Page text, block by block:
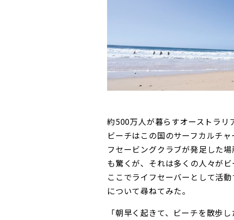
約500万人が暮らすオーストラリ
ビーチはこの国のサーフカルチ
フセービングクラブが発足した
も驚くが、それは多くの人々が
ここでライフセーバーとして活
について尋ねてみた。
「朝早く起きて、ビーチを散歩